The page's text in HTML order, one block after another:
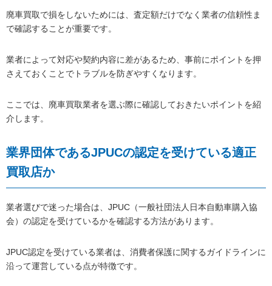
廃車買取で損をしないためには、査定額だけでなく業者の信頼性ま
で確認することが重要です。
業者によって対応や契約内容に差があるため、事前にポイントを押
さえておくことでトラブルを防ぎやすくなります。
ここでは、廃車買取業者を選ぶ際に確認しておきたいポイントを紹
介します。
業界団体であるJPUCの認定を受けている適正
買取店か
業者選びで迷った場合は、JPUC（一般社団法人日本自動車購入協
会）の認定を受けているかを確認する方法があります。
JPUC認定を受けている業者は、消費者保護に関するガイドラインに
沿って運営している点が特徴です。